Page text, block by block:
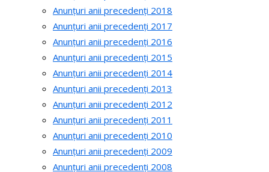
Anunțuri anii precedenți 2018
Anunțuri anii precedenți 2017
Anunțuri anii precedenți 2016
Anunțuri anii precedenți 2015
Anunțuri anii precedenți 2014
Anunțuri anii precedenți 2013
Anunțuri anii precedenți 2012
Anunțuri anii precedenți 2011
Anunțuri anii precedenți 2010
Anunțuri anii precedenți 2009
Anunțuri anii precedenți 2008